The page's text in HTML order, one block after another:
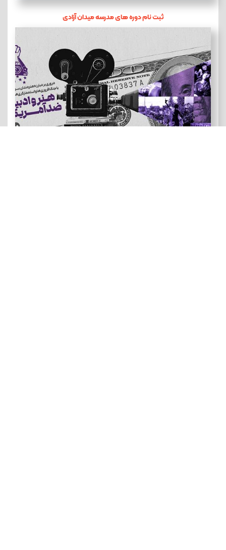
ثبت نام دوره های مدرسه میدان آزادی